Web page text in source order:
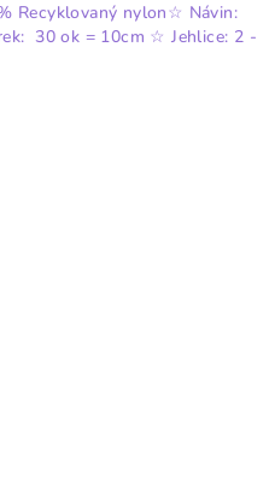
Recyklovaný nylon☆ Návin:
30 ok = 10cm ☆ Jehlice: 2 -